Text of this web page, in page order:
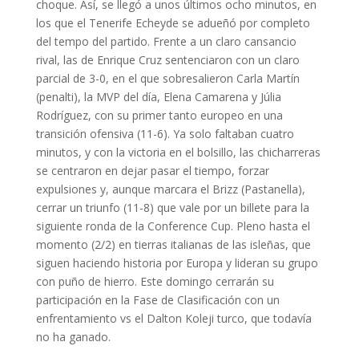
choque. Así, se llegó a unos últimos ocho minutos, en
los que el Tenerife Echeyde se adueñó por completo
del tempo del partido. Frente a un claro cansancio
rival, las de Enrique Cruz sentenciaron con un claro
parcial de 3-0, en el que sobresalieron Carla Martín
(penalti), la MVP del día, Elena Camarena y Júlia
Rodríguez, con su primer tanto europeo en una
transición ofensiva (11-6). Ya solo faltaban cuatro
minutos, y con la victoria en el bolsillo, las chicharreras
se centraron en dejar pasar el tiempo, forzar
expulsiones y, aunque marcara el Brizz (Pastanella),
cerrar un triunfo (11-8) que vale por un billete para la
siguiente ronda de la Conference Cup. Pleno hasta el
momento (2/2) en tierras italianas de las isleñas, que
siguen haciendo historia por Europa y lideran su grupo
con puño de hierro. Este domingo cerrarán su
participación en la Fase de Clasificación con un
enfrentamiento vs el Dalton Koleji turco, que todavía
no ha ganado.